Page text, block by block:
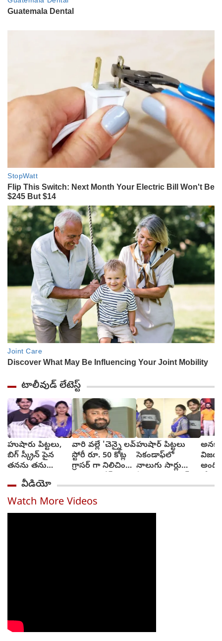
టాలీవుడ్ లేటెస్ట్
హుషారు పిట్టలు,
బిగ్ స్క్రీన్ పైన
తనను తను
చూసుకుని చెంప
పగలగొట్టుకున్న
నటుడు, వీడియో
వైరల్
వారి వల్లే 'చెన్నై లవ్
స్టోరీ రూ. 50 కోట్ల
గ్రాసర్ గా నిలిచింది -
హుషార్‌ పిట్టలు
సెకండాఫ్‌లో
నాలుగు సార్లు
అర్జున్‌
సోనూ
వీడియో
Watch More Videos